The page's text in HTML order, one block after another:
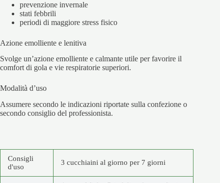
prevenzione invernale
stati febbrili
periodi di maggiore stress fisico
Azione emolliente e lenitiva
Svolge un’azione emolliente e calmante utile per favorire il
comfort di gola e vie respiratorie superiori.
Modalità d’uso
Assumere secondo le indicazioni riportate sulla confezione o
secondo consiglio del professionista.
Consigli
d'uso
3 cucchiaini al giorno per 7 giorni